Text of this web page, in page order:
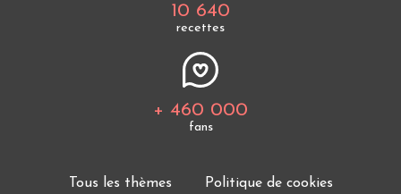
10 640
recettes
+ 460 000
fans
Tous les thèmes
Politique de cookies